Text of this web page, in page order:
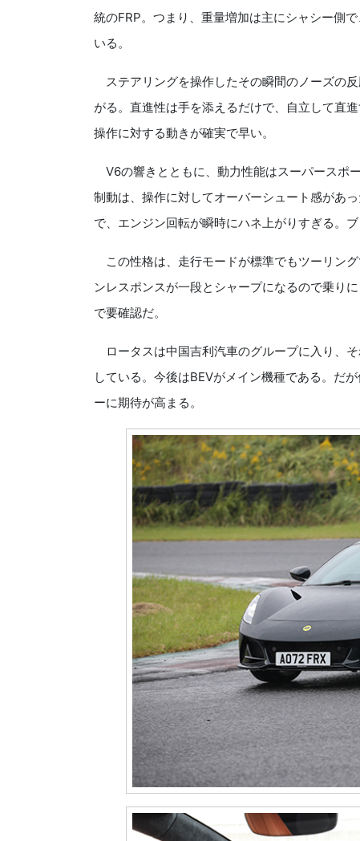
統のFRP。つまり、重量増加は主にシャシー側
いる。
ステアリングを操作したその瞬間のノーズの
がる。直進性は手を添えるだけで、自立して直
操作に対する動きが確実で早い。
V6の響きとともに、動力性能はスーパースポ
制動は、操作に対してオーバーシュート感があ
で、エンジン回転が瞬時にハネ上がりすぎる。
この性格は、走行モードが標準でもツーリン
ンレスポンスが一段とシャープになるので乗り
で要確認だ。
ロータスは中国吉利汽車のグループに入り、
している。今後はBEVがメイン機種である。だ
ーに期待が高まる。